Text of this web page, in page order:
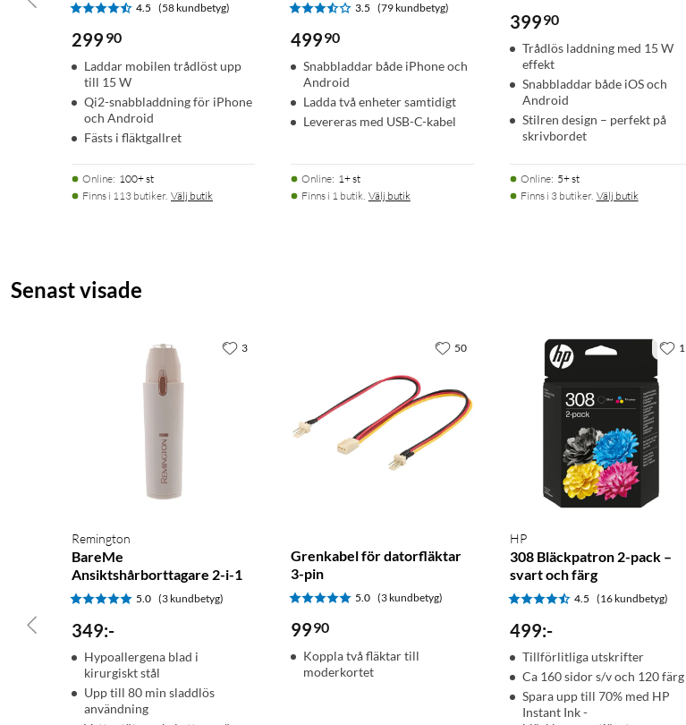
4.5 (58 kundbetyg)
299 90
Laddar mobilen trådlöst upp
till 15 W
Qi2-snabbladdning för iPhone
och Android
Fästs i fläktgallret
Online: 100+ st
Finns i 113 butiker. Välj butik
3.5 (79 kundbetyg)
49990
Snabbladdar både iPhone och
Android
Ladda två enheter samtidigt
Levereras med USB-C-kabel
Online: 1+ st
Finns i 1 butik. Välj butik
39990
Trådlös laddning med 15 W
effekt
Snabbladdar både iOS och
Android
Stilren design – perfekt på
skrivbordet
Online: 5+ st
Finns i 3 butiker. Välj butik
Senast visade
Remington
BareMe
Ansiktshårborttagare 2-i-1
5.0 (3 kundbetyg)
349:-
Hypoallergena blad i
kirurgiskt stål
Upp till 80 min sladdlös
användning
3
Grenkabel för datorfläktar
3-pin
5.0 (3 kundbetyg)
9990
Koppla två fläktar till
moderkortet
50
HP
308 Bläckpatron 2-pack –
svart och färg
4.5 (16 kundbetyg)
499:-
Tillförlitliga utskrifter
Ca 160 sidor s/v och 120 färg
Spara upp till 70% med HP
Instant Ink -
1